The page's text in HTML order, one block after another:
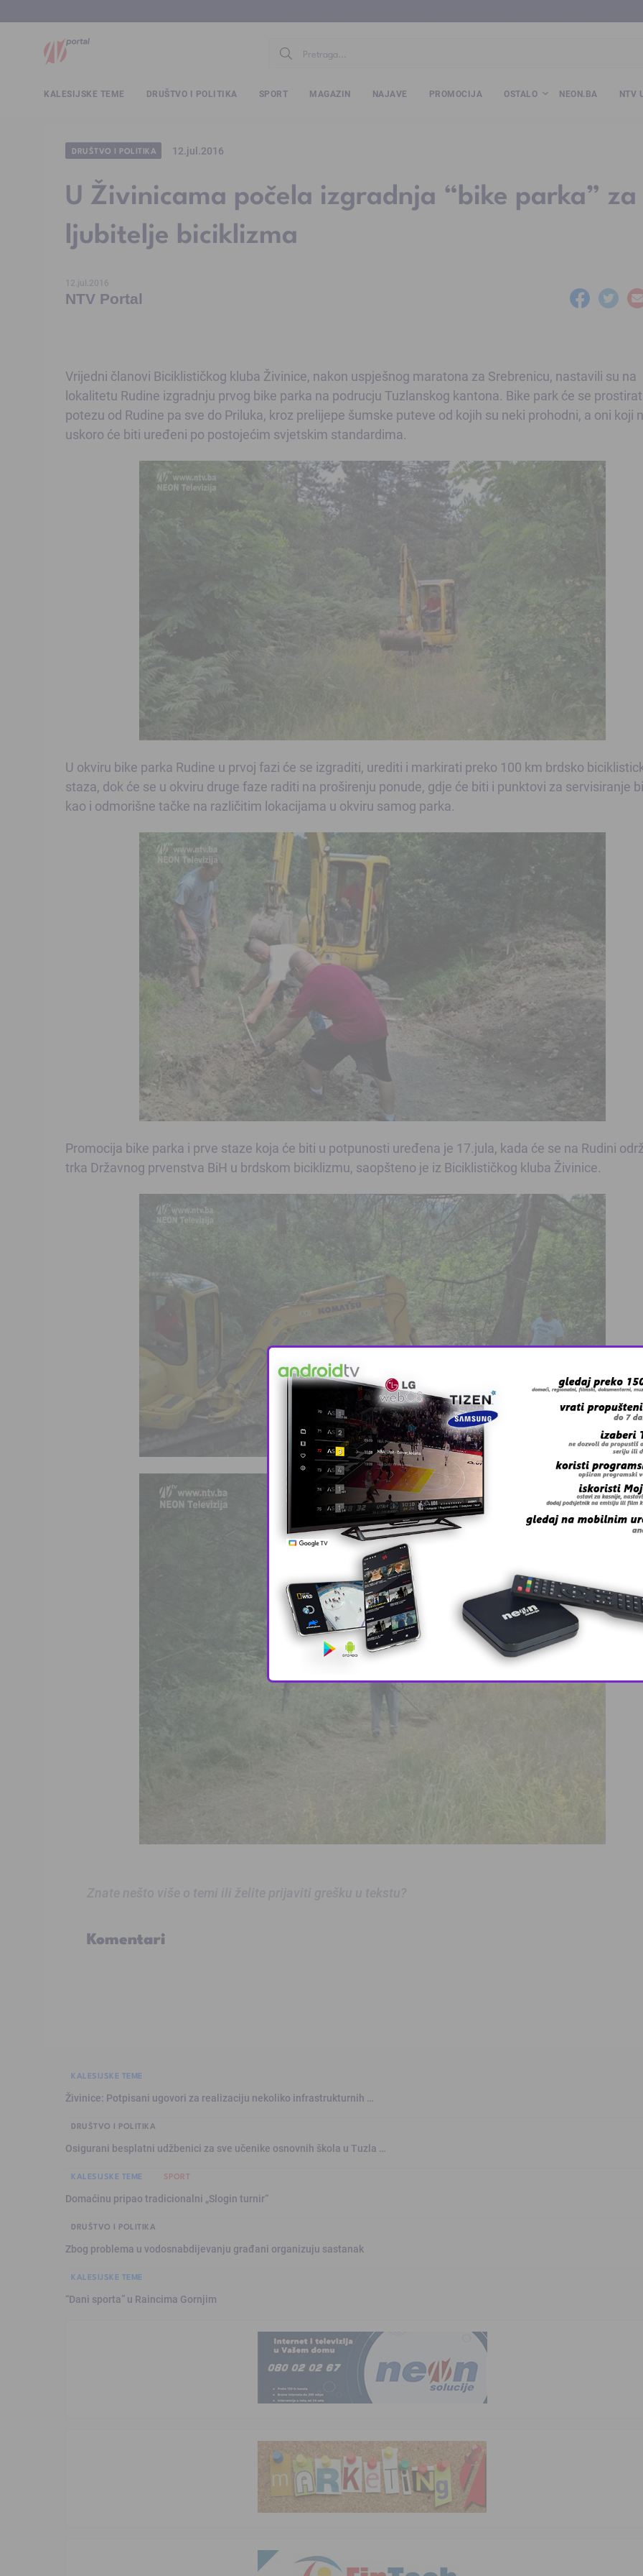
KALESIJSKE TEME DRUŠTVO I POLITIKA SPORT MAGAZIN NAJAVE PROMOCIJA OSTALO NEON.BA NTV
DRUŠTVO I POLITIKA 12.jul.2016
U Živinicama počela izgradnja “bike parka” za
ljubitelje biciklizma
12.jul.2016
NTV Portal
Vrijedni članovi Biciklističkog kluba Živinice, nakon uspješnog maratona za Srebrenicu, nastavili su na
lokalitetu Rudine izgradnju prvog bike parka na podrucju Tuzlanskog kantona. Bike park će se
potezu od Rudine pa sve do Priluka, kroz prelijepe šumske puteve od kojih su neki prohodni, a oni koji
uskoro će biti uređeni po postojećim svjetskim standardima.
U okviru bike parka Rudine u prvoj fazi će se izgraditi, urediti i markirati preko 100 km brdsko
staza, dok će se u okviru druge faze raditi na proširenju ponude, gdje će biti i punktovi za servisiranje
kao i odmorišne tačke na različitim lokacijama u okviru samog parka.
Promocija bike parka i prve staze koja će biti u potpunosti uređena je 17.jula, kada će se na Rudini
trka Državnog prvenstva BiH u brdskom biciklizmu, saopšteno je iz Biciklističkog kluba Živinice.
Komentari
KALESIJSKE TEME
Živinice: Potpisani ugovori za realizaciju nekoliko infrastrukturnih …
DRUŠTVO I POLITIKA
Osigurani besplatni udžbenici za sve učenike osnovnih škola u Tuzla …
KALESIJSKE TEME SPORT
Domaćinu pripao tradicionalni „Slogin turnir“
DRUŠTVO I POLITIKA
Zbog problema u vodosnabdijevanju građani organizuju sastanak
KALESIJSKE TEME
“Dani sporta” u Raincima Gornjim